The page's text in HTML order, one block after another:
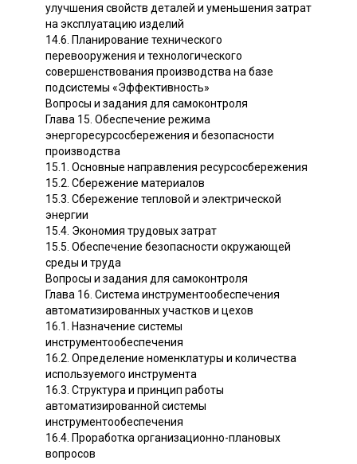
улучшения свойств деталей и уменьшения затрат
на эксплуатацию изделий
14.6. Планирование технического
перевооружения и технологического
совершенствования производства на базе
подсистемы «Эффективность»
Вопросы и задания для самоконтроля
Глава 15. Обеспечение режима
энергоресурсосбережения и безопасности
производства
15.1. Основные направления ресурсосбережения
15.2. Сбережение материалов
15.3. Сбережение тепловой и электрической
энергии
15.4. Экономия трудовых затрат
15.5. Обеспечение безопасности окружающей
среды и труда
Вопросы и задания для самоконтроля
Глава 16. Система инструментообеспечения
автоматизированных участков и цехов
16.1. Назначение системы
инструментообеспечения
16.2. Определение номенклатуры и количества
используемого инструмента
16.3. Структура и принцип работы
автоматизированной системы
инструментообеспечения
16.4. Проработка организационно-плановых
вопросов